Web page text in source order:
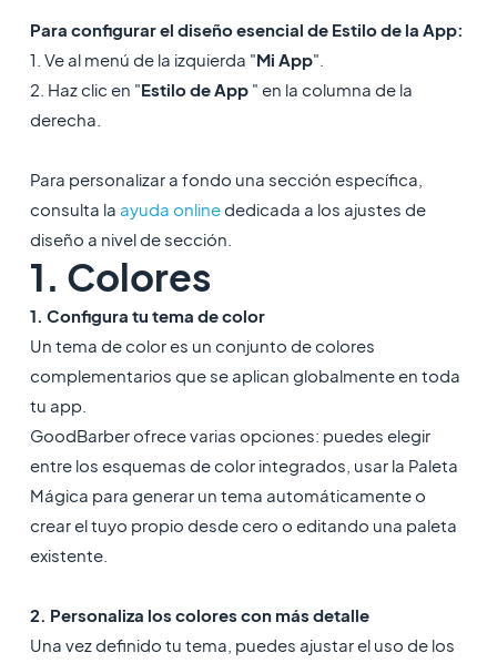
Para configurar el diseño esencial de Estilo de la App:
1. Ve al menú de la izquierda "Mi App".
2. Haz clic en "Estilo de App " en la columna de la
derecha.
Para personalizar a fondo una sección específica,
consulta la ayuda onlinededicada a los ajustes de
diseño a nivel de sección.
1. Colores
1. Configura tu tema de color
Un tema de color es un conjunto de colores
complementarios que se aplican globalmente en toda
tu app.
GoodBarber ofrece varias opciones: puedes elegir
entre los esquemas de color integrados, usar la Paleta
Mágica para generar un tema automáticamente o
crear el tuyo propio desde cero o editando una paleta
existente.
2. Personaliza los colores con más detalle
Una vez definido tu tema, puedes ajustar el uso de los